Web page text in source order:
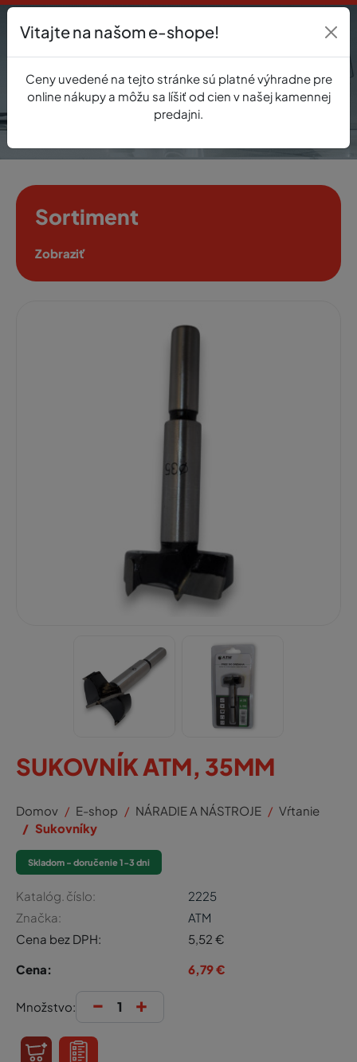
0
Sortiment
Zobraziť
SUKOVNÍK ATM, 35MM
Domov E-shop NÁRADIE A NÁSTROJE
Vŕtanie
Sukovníky
Skladom - doručenie 1-3 dni
Katalóg. číslo:
2225
Značka:
ATM
Cena bez DPH:
5,52 €
Cena:
6,79€
Množstvo: - +
Vitajte na našom e-shope!
Ceny uvedené na tejto stránke sú platné výhradne pre
online nákupy a môžu sa líšiť od cien v našej kamennej
predajni.